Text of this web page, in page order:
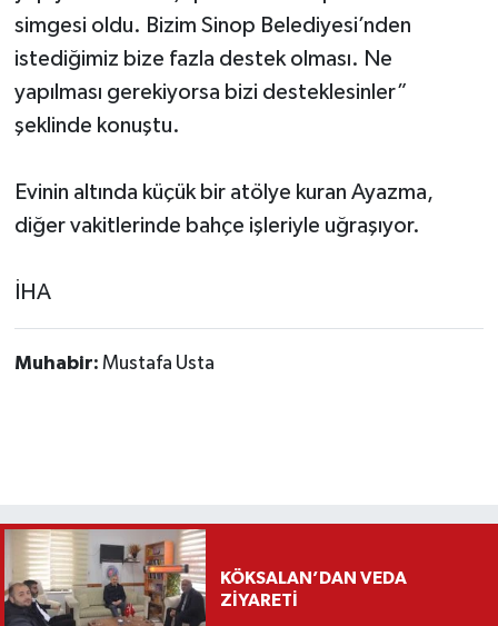
simgesi oldu. Bizim Sinop Belediyesi’nden
istediğimiz bize fazla destek olması. Ne
yapılması gerekiyorsa bizi desteklesinler”
şeklinde konuştu.
Evinin altında küçük bir atölye kuran Ayazma,
diğer vakitlerinde bahçe işleriyle uğraşıyor.
İHA
Muhabir: Mustafa Usta
KÖKSALAN’DAN VEDA
ZİYARETİ